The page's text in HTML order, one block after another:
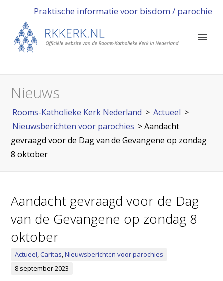
Praktische informatie voor bisdom / parochie
Nieuws
Rooms-Katholieke Kerk Nederland > Actueel >
Nieuwsberichten voor parochies >Aandacht
gevraagd voor de Dag van de Gevangene op zondag
8 oktober
Aandacht gevraagd voor de Dag
van de Gevangene op zondag 8
oktober
Actueel,Caritas,Nieuwsberichten voor parochies
8 september 2023